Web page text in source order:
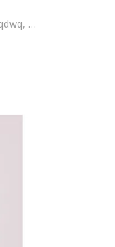
Rochie din amestec de modalfwqdwq, Maro deschis